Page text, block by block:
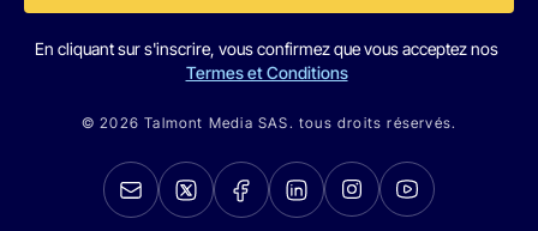
En cliquant sur s'inscrire, vous confirmez que vous acceptez nos
Termes et Conditions
© 2026 Talmont Media SAS. tous droits réservés.